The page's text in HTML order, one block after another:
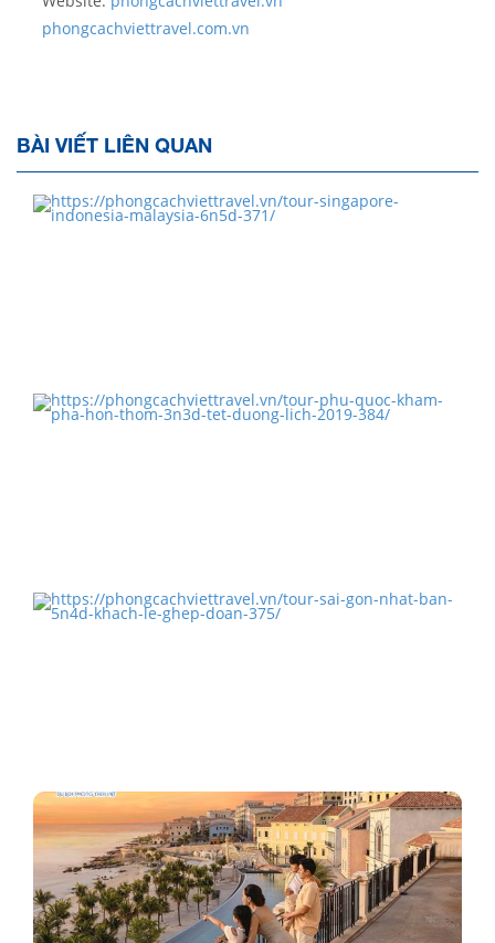
phongcachviettravel.com.vn
BÀI VIẾT LIÊN QUAN
TOUR SINGAPORE - INDONESIA – MALAYSIA 6N5Đ
TOUR PHÚ QUỐC KHÁM PHÁ HÒN THƠM 3N3Đ TẾT
TOUR SÀI GÒN NHẬT BẢN 5N4Đ KHÁCH LẺ GHÉP
ĐOÀN